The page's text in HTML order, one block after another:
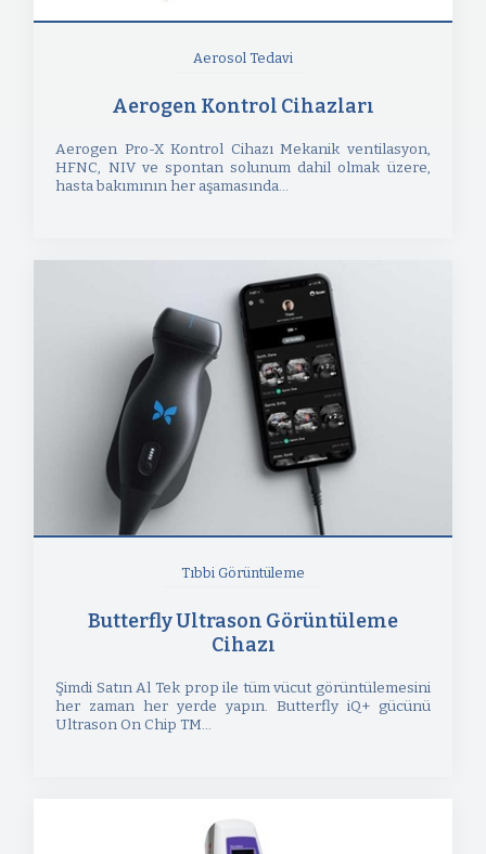
Aerosol Tedavi
Aerogen Kontrol Cihazları
Aerogen Pro-X Kontrol Cihazı Mekanik ventilasyon,
HFNC, NIV ve spontan solunum dahil olmak üzere,
hasta bakımının her aşamasında...
Tıbbi Görüntüleme
Butterfly Ultrason Görüntüleme
Cihazı
Şimdi Satın Al Tek prop ile tüm vücut görüntülemesini
her zaman her yerde yapın. Butterfly iQ+ gücünü
Ultrason On Chip TM...